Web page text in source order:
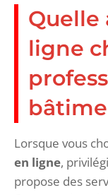
Quelle
ligne
Lorsque vous
en ligne,
propose des